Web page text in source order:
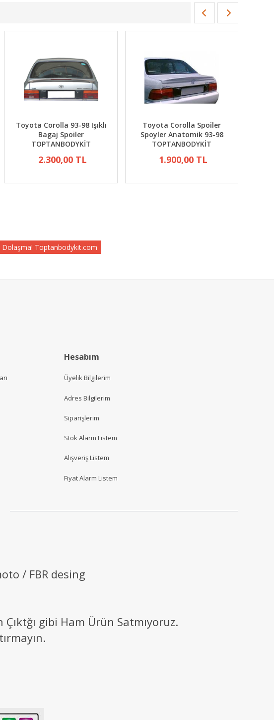
Toyota Corolla 93-98 Işıklı
Bagaj Spoiler
TOPTANBODYKİT
2.300,00 TL
Toyota Corolla Spoiler
Spoyler Anatomik 93-98
TOPTANBODYKİT
1.900,00 TL
Dolaşma! Toptanbodykit.com
Hesabım
Üyelik Bilgilerim
Adres Bilgilerim
Siparişlerim
Stok Alarm Listem
Alışveriş Listem
Fiyat Alarm Listem
/ FBR desing
gibi Ham Ürün Satmıyoruz.